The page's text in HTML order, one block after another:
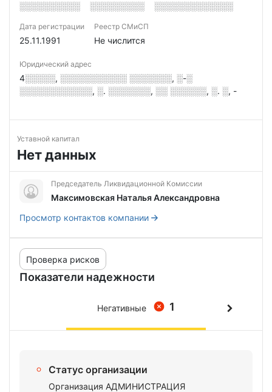
░░░░░░░░░░ ░░░░░░░░░ ░░░░░░░░░░░░░
Дата регистрации
25.11.1991
Реестр СМиСП
Не числится
Юридический адрес
4░░░░░, ░░░░░░░░░░░ ░░░░░░░, ░-░
░░░░░░░░░░░░, ░. ░░░░░░░, ░░ ░░░░░░, ░. ░, -
Уставной капитал
Нет данных
Председатель Ликвидационной Комиссии
Максимовская Наталья Александровна
Просмотр контактов компании
Показатели надежности
Проверка рисков
1
Негативные
Статус организации
Организация АДМИНИСТРАЦИЯ